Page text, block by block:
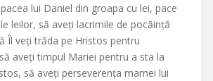
lui Daniel din groapa cu lei, pace
leilor, să aveți lacrimile de pocăință
Îl veți trăda pe Hristos pentru
aveți timpul Mariei pentru a sta la
să aveți perseverența mamei lui